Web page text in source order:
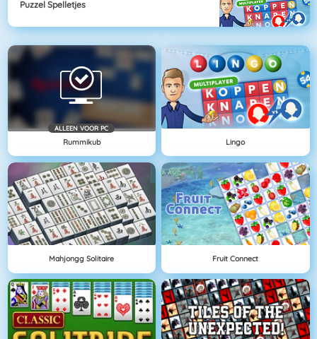
Puzzel Spelletjes
ALLEEN VOOR PC
Rummikub Lingo
Mahjongg Solitaire Fruit Connect